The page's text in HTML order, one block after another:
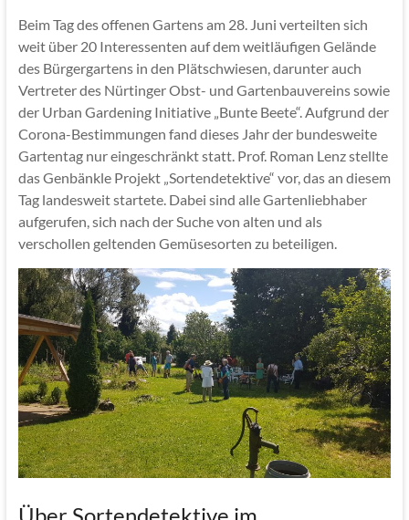
Beim Tag des offenen Gartens am 28. Juni verteilten sich
weit über 20 Interessenten auf dem weitläufigen Gelände
des Bürgergartens in den Plätschwiesen, darunter auch
Vertreter des Nürtinger Obst- und Gartenbauvereins sowie
der Urban Gardening Initiative „Bunte Beete“. Aufgrund der
Corona-Bestimmungen fand dieses Jahr der bundesweite
Gartentag nur eingeschränkt statt. Prof. Roman Lenz stellte
das Genbänkle Projekt „Sortendetektive“ vor, das an diesem
Tag landesweit startete. Dabei sind alle Gartenliebhaber
aufgerufen, sich nach der Suche von alten und als
verschollen geltenden Gemüsesorten zu beteiligen.
Über Sortendetektive im